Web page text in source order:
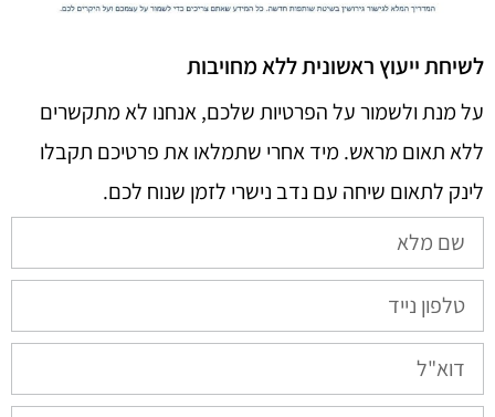
לשיחת ייעוץ ראשונית ללא מחויבות
על מנת ולשמור על הפרטיות שלכם, אנחנו לא מתקשרים
ללא תאום מראש. מיד אחרי שתמלאו את פרטיכם תקבלו
לינק לתאום שיחה עם נדב נישרי לזמן שנוח לכם.​